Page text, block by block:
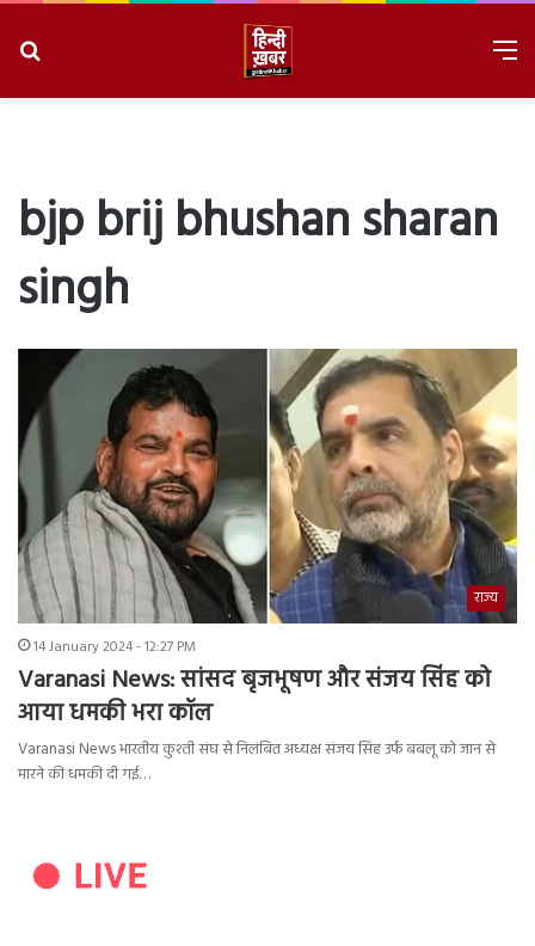
bjp brij bhushan sharan
singh
राज्य
14 January 2024 - 12:27 PM
Varanasi News: सांसद बृजभूषण और संजय सिंह को
आया धमकी भरा कॉल
Varanasi News भारतीय कुश्ती संघ से निलंबित अध्यक्ष संजय सिंह उर्फ बबलू को जान से
मारने की धमकी दी गई…